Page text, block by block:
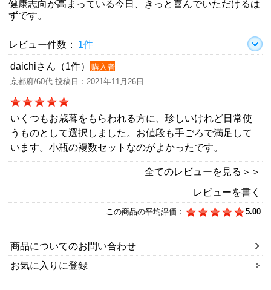
健康志向が高まっている今日、きっと喜んでいただけるは
ずです。
レビュー件数： 1件
daichiさん（1件）
購入者
京都府/60代 投稿日：2021年11月26日
いくつもお歳暮をもらわれる方に、珍しいけれど日常使
うものとして選択しました。お値段も手ごろで満足して
います。小瓶の複数セットなのがよかったです。
全てのレビューを見る＞＞
レビューを書く
この商品の平均評価： 5.00
商品についてのお問い合わせ
お気に入りに登録